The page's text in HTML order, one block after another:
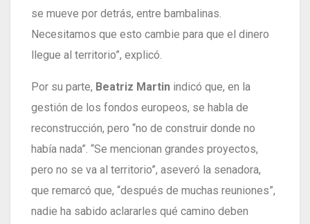
se mueve por detrás, entre bambalinas.
Necesitamos que esto cambie para que el dinero
llegue al territorio”, explicó.
Por su parte, Beatriz Martin indicó que, en la
gestión de los fondos europeos, se habla de
reconstrucción, pero “no de construir donde no
había nada”. “Se mencionan grandes proyectos,
pero no se va al territorio”, aseveró la senadora,
que remarcó que, “después de muchas reuniones”,
nadie ha sabido aclararles qué camino deben